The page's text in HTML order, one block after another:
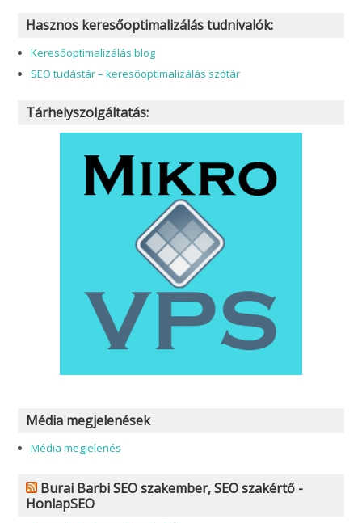
Hasznos keresőoptimalizálás tudnivalók:
Keresőoptimalizálás blog
SEO tudástár – keresőoptimalizálás szótár
Tárhelyszolgáltatás:
Média megjelenések
Média megjelenés
Burai Barbi SEO szakember, SEO szakértő -
HonlapSEO